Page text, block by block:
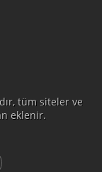
tüm siteler ve
eklenir.